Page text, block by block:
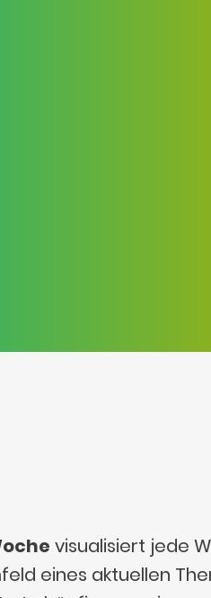
visualisiert jede
eines aktuellen